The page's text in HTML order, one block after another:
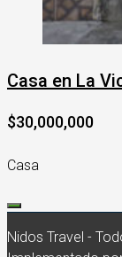
Casa en La
$30,000,000
Casa
Nidos Travel -